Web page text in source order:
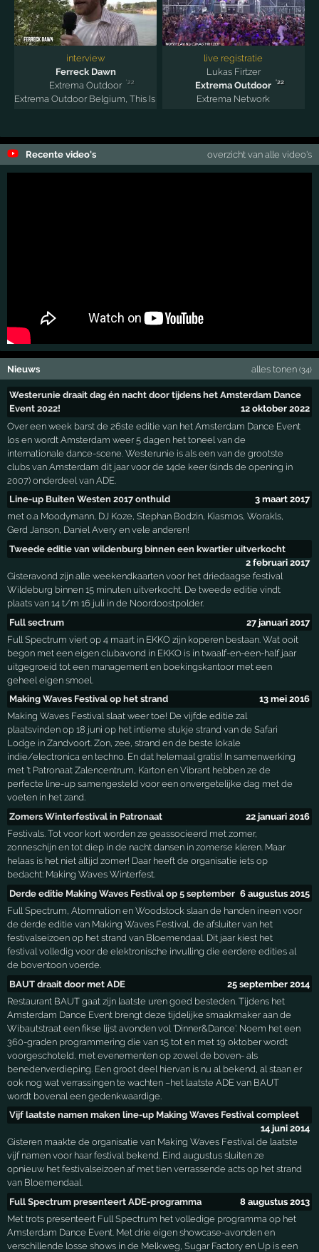
interview
Ferreck Dawn
Extrema Outdoor '22
Extrema Outdoor Belgium,This Is Our House
live registratie
Lukas Firtzer
Extrema Outdoor
'22
Extrema Network
Recente video's overzicht van alle video's
Nieuws alles tonen (34)
Westerunie draait dag én nacht door tijdens het Amsterdam Dance
Event 2022!
12 oktober 2022
Over een week barst de 26ste editie van het Amsterdam Dance Event
los en wordt Amsterdam weer 5 dagen het toneel van de
internationale dance-scene. Westerunie is als een van de grootste
clubs van Amsterdam dit jaar voor de 14de keer (sinds de opening in
2007) onderdeel van ADE.
Line-up Buiten Westen 2017 onthuld
3 maart 2017
met o.a Moodymann, DJ Koze, Stephan Bodzin, Kiasmos, Worakls,
Gerd Janson, Daniel Avery en vele anderen!
Tweede editie van wildenburg binnen een kwartier uitverkocht
2 februari 2017
Gisteravond zijn alle weekendkaarten voor het driedaagse festival
Wildeburg binnen 15 minuten uitverkocht. De tweede editie vindt
plaats van 14 t/m 16 juli in de Noordoostpolder.
Full sectrum
27 januari 2017
Full Spectrum viert op 4 maart in EKKO zijn koperen bestaan. Wat ooit
begon met een eigen clubavond in EKKO is in twaalf-en-een-half jaar
uitgegroeid tot een management en boekingskantoor met een
geheel eigen smoel.
Making Waves Festival op het strand
13 mei 2016
Making Waves Festival slaat weer toe! De vijfde editie zal
plaatsvinden op 18 juni op het intieme stukje strand van de Safari
Lodge in Zandvoort. Zon, zee, strand en de beste lokale
indie/electronica en techno. En dat helemaal gratis! In samenwerking
met 't Patronaat Zalencentrum, Karton en Vibrant hebben ze de
perfecte line-up samengesteld voor een onvergetelijke dag met de
voeten in het zand.
Zomers Winterfestival in Patronaat
22 januari 2016
Festivals. Tot voor kort worden ze geassocieerd met zomer,
zonneschijn en tot diep in de nacht dansen in zomerse kleren. Maar
helaas is het niet áltijd zomer! Daar heeft de organisatie iets op
bedacht: Making Waves Winterfest.
Derde editie Making Waves Festival op 5 september 6 augustus 2015
Full Spectrum, Atomnation en Woodstock slaan de handen ineen voor
de derde editie van Making Waves Festival, de afsluiter van het
festivalseizoen op het strand van Bloemendaal. Dit jaar kiest het
festival volledig voor de elektronische invulling die eerdere edities al
de boventoon voerde.
BAUT draait door met ADE
25 september 2014
Restaurant BAUT gaat zijn laatste uren goed besteden. Tijdens het
Amsterdam Dance Event brengt deze tijdelijke smaakmaker aan de
Wibautstraat een fikse lijst avonden vol 'Dinner&Dance'. Noem het een
360-graden programmering die van 15 tot en met 19 oktober wordt
voorgeschoteld, met evenementen op zowel de boven- als
benedenverdieping. Een groot deel hiervan is nu al bekend, al staan er
ook nog wat verrassingen te wachten –het laatste ADE van BAUT
wordt bovenal een gedenkwaardige.
Vijf laatste namen maken line-up Making Waves Festival compleet
14 juni 2014
Gisteren maakte de organisatie van Making Waves Festival de laatste
vijf namen voor haar festival bekend. Eind augustus sluiten ze
opnieuw het festivalseizoen af met tien verrassende acts op het strand
van Bloemendaal.
Full Spectrum presenteert ADE-programma
8 augustus 2013
Met trots presenteert Full Spectrum het volledige programma op het
Amsterdam Dance Event. Met drie eigen showcase-avonden en
verschillende losse shows in de Melkweg, Sugar Factory en Up is een